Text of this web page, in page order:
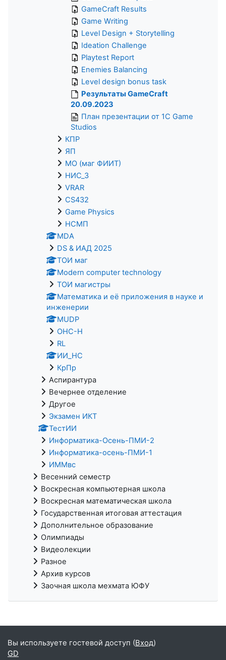
GameCraft Results
Game Writing
Level Design + Storytelling
Ideation Challenge
Playtest Report
Enemies Balancing
Level design bonus task
Результаты GameCraft
20.09.2023
План презентации от 1С Game
Studios
КПР
ЯП
МО (маг ФИИТ)
НИС_3
VRAR
CS432
Game Physics
НСМП
MDA
DS & ИАД 2025
ТОИ маг
Modern computer technology
ТОИ магистры
Математика и её приложения в науке и
инженерии
MUDP
ОНС-Н
RL
ИИ_НС
КрПр
Аспирантура
Вечернее отделение
Другое
Экзамен ИКТ
ТестИИ
Информатика-Осень-ПМИ-2
Информатика-осень-ПМИ-1
ИММвс
Весенний семестр
Воскресная компьютерная школа
Воскресная математическая школа
Государственная итоговая аттестация
Дополнительное образование
Олимпиады
Видеолекции
Разное
Архив курсов
Заочная школа мехмата ЮФУ
Вы используете гостевой доступ (Вход)
GD